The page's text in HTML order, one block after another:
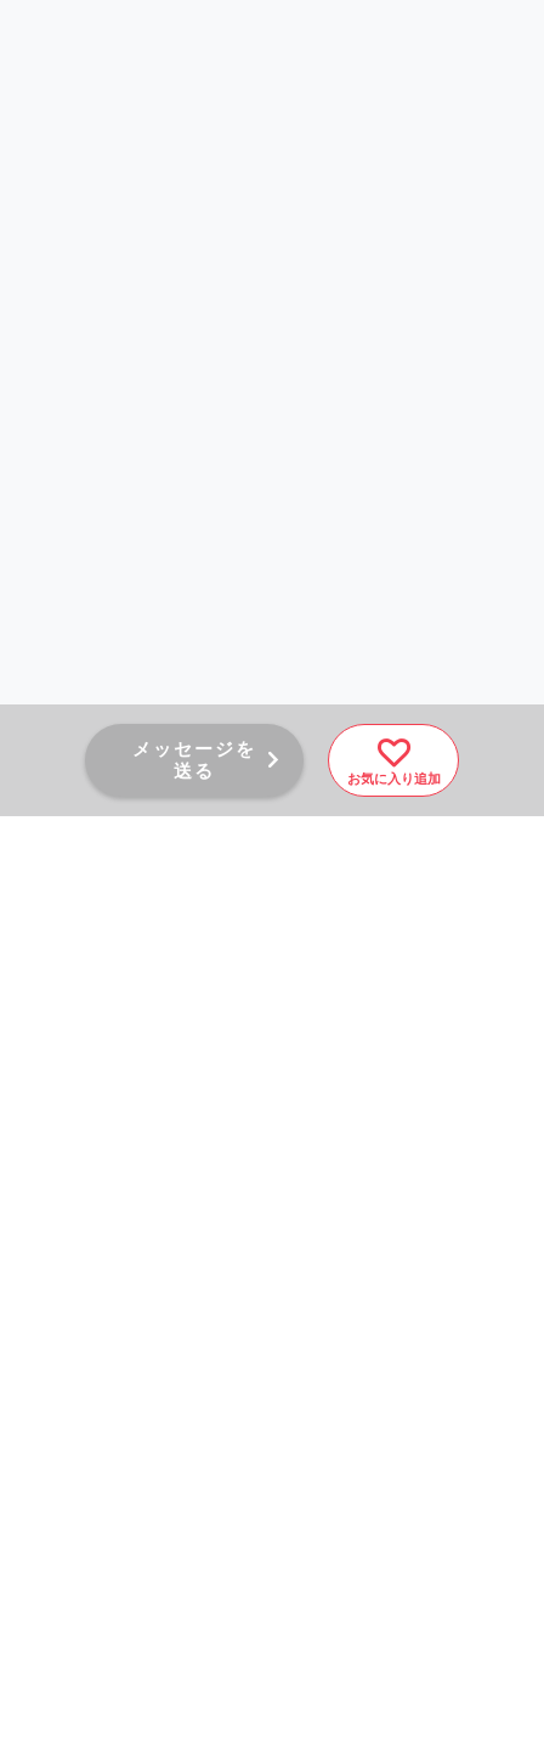
メッセージを
送る
お気に入り追加